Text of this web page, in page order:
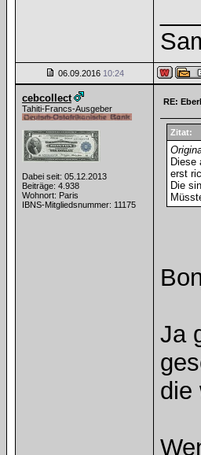
06.09.2016 10:24
cebcollect
Tahiti-Francs-Ausgeber
Dabei seit: 05.12.2013
Beiträge: 4.938
Wohnort: Paris
IBNS-Mitgliedsnummer: 11175
RE:
Zitat:
Diese
erst
Die
Ja
die